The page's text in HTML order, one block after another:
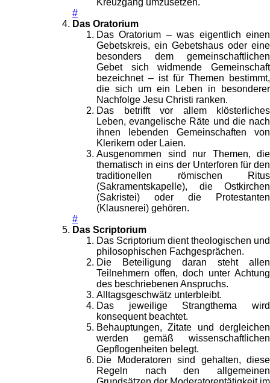
Kreuzgang umzusetzen.
#
Das Oratorium
Das Oratorium – was eigentlich einen
Gebetskreis, ein Gebetshaus oder eine
besonders dem gemeinschaftlichen
Gebet sich widmende Gemeinschaft
bezeichnet – ist für Themen bestimmt,
die sich um ein Leben in besonderer
Nachfolge Jesu Christi ranken.
Das betrifft vor allem klösterliches
Leben, evangelische Räte und die nach
ihnen lebenden Gemeinschaften von
Klerikern oder Laien.
Ausgenommen sind nur Themen, die
thematisch in eins der Unterforen für den
traditionellen römischen Ritus
(Sakramentskapelle), die Ostkirchen
(Sakristei) oder die Protestanten
(Klausnerei) gehören.
#
Das Scriptorium
Das Scriptorium dient theologischen und
philosophischen Fachgesprächen.
Die Beteiligung daran steht allen
Teilnehmern offen, doch unter Achtung
des beschriebenen Anspruchs.
Alltagsgeschwätz unterbleibt.
Das jeweilige Strangthema wird
konsequent beachtet.
Behauptungen, Zitate und dergleichen
werden gemäß wissenschaftlichen
Gepflogenheiten belegt.
Die Moderatoren sind gehalten, diese
Regeln nach den allgemeinen